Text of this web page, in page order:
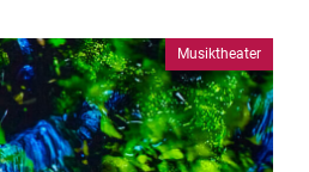
Musiktheater